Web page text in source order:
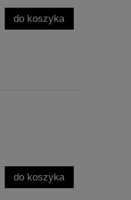
do koszyka
do koszyka